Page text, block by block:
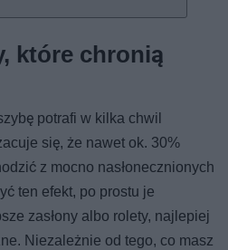
które chronią
potrafi w kilka chwil
się, że nawet ok. 30%
z mocno nasłonecznionych
ten efekt, po prostu je
zasłony albo rolety, najlepiej
Niezależnie od tego, co masz